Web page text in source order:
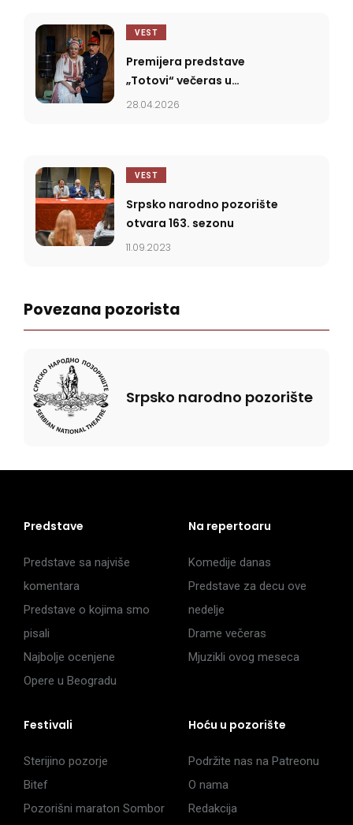
VEST
Premijera predstave
„Totovi“ večeras u
Srpskom narodnom
28.04.2026
VEST
Srpsko narodno pozorište
otvara 163. sezonu
11.09.2023
Povezana pozorista
Srpsko narodno pozorište
Predstave
Predstave sa najviše
komentara
Predstave o kojima smo
pisali
Najbolje ocenjene
Opere u Beogradu
Na repertoaru
Komedije danas
Predstave za decu ove
nedelje
Drame večeras
Mjuzikli ovog meseca
Festivali
Sterijino pozorje
Bitef
Pozorišni maraton Sombor
Hoću u pozorište
Podržite nas na Patreonu
O nama
Redakcija